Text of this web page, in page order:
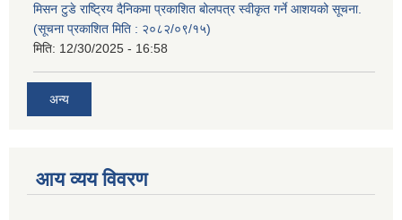
मिसन टुडे राष्ट्रिय दैनिकमा प्रकाशित बोलपत्र स्वीकृत गर्ने आशयको सूचना.
(सूचना प्रकाशित मिति : २०८२/०९/१५)
मिति: 12/30/2025 - 16:58
अन्य
आय व्यय विवरण